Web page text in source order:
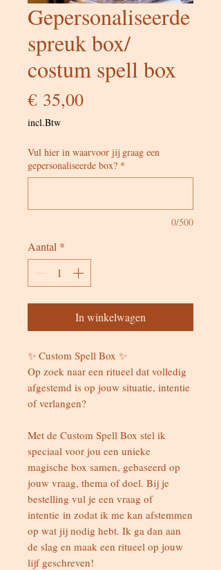
Gepersonaliseerde
spreuk box/
costum spell box
€ 35,00Prijs
incl.Btw
Vul hier in waarvoor jij graag een
gepersonaliseerde box? *
0/500
Aantal *
In winkelwagen
✨ Custom Spell Box ✨
Op zoek naar een ritueel dat volledig
afgestemd is op jouw situatie, intentie
of verlangen?
Met de Custom Spell Box stel ik
speciaal voor jou een unieke
magische box samen, gebaseerd op
jouw vraag, thema of doel. Bij je
bestelling vul je een vraag of
intentie in zodat ik me kan afstemmen
op wat jij nodig hebt. Ik ga dan aan
de slag en maak een ritueel op jouw
lijf geschreven!